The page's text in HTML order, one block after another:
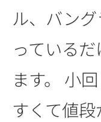
ル、バン
っている
ます。 小
すくて値